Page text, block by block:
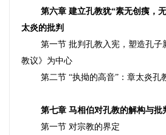
第六章 建立孔教犹“素无创痍，
太炎的批判
第一节 批判孔教入宪，塑造孔子
教议》为中心
第二节 “执拗的高音”：章太炎孔
第七章 马相伯对孔教的解构与批
第一节 对宗教的界定